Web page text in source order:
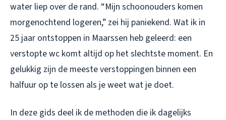
water liep over de rand. “Mijn schoonouders komen
morgenochtend logeren,” zei hij paniekend. Wat ik in
25 jaar ontstoppen in Maarssen heb geleerd: een
verstopte wc komt altijd op het slechtste moment. En
gelukkig zijn de meeste verstoppingen binnen een
halfuur op te lossen als je weet wat je doet.
In deze gids deel ik de methoden die ik dagelijks